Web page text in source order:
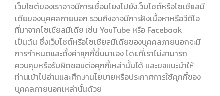
เว็บไซต์ของเราอาจมีการเชื่อมโยงไปยังเว็บไซต์หรือโซเชียลมี
เดียของบุคคลภายนอก รวมถึงอาจมีการฝังเนื้อหาหรือวีดีโอ
ที่มาจากโซเชียลมีเดีย เช่น YouTube หรือ Facebook
เป็นต้น ซึ่งเว็บไซต์หรือโซเชียลมีเดียของบุคคลภายนอกจะมี
การกำหนดและตั้งค่าคุกกี้ขึ้นมาเอง โดยที่เราไม่สามารถ
ควบคุมหรือรับผิดชอบต่อคุกกี้เหล่านั้นได้ และขอแนะนำให้
ท่านเข้าไปอ่านและศึกษานโยบายหรือประกาศการใช้คุกกี้ของ
บุคคลภายนอกเหล่านั้นด้วย